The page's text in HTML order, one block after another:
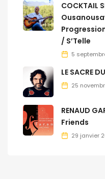
COCKTAIL
/ S’Telle
5
LE SACRE
25
RENAUD
Friends
29 janvier